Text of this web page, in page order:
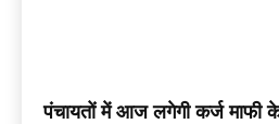
पंचायतों में आज लगेगी कर्ज माफी